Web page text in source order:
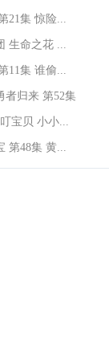
21集 惊险...
生命之花 ...
11集 谁偷...
者归来 第52集
宝贝 小小...
第48集 黄...